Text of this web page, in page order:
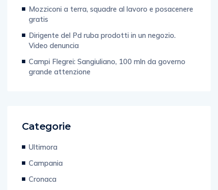
Mozziconi a terra, squadre al lavoro e posacenere
gratis
Dirigente del Pd ruba prodotti in un negozio.
Video denuncia
Campi Flegrei: Sangiuliano, 100 mln da governo
grande attenzione
Categorie
Ultimora
Campania
Cronaca